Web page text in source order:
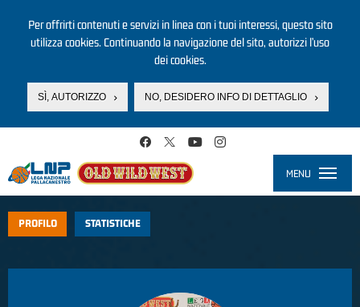
Per offrirti contenuti e servizi in linea con i tuoi interessi, questo sito
utilizza cookies. Continuando la navigazione del sito, autorizzi l’uso
dei cookies.
SÌ, AUTORIZZO NO, DESIDERO INFO DI DETTAGLIO
MENU
PROFILO STATISTICHE